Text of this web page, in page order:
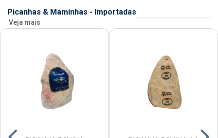
Picanhas & Maminhas - Importadas
Veja mais